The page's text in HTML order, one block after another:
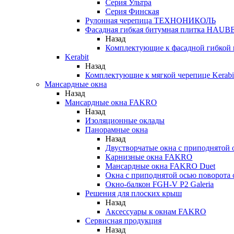
Серия Ультра
Серия Финская
Рулонная черепица ТЕХНОНИКОЛЬ
Фасадная гибкая битумная плитка
Назад
Комплектующие к фасадной
Kerabit
Назад
Комплектующие к мягкой черепице
Мансардные окна
Назад
Мансардные окна FAKRO
Назад
Изоляционные оклады
Панорамные окна
Назад
Двустворчатые окна с приподнятой
Карнизные окна FAKRO
Мансардные окна FAKRO Duet
Окна с приподнятой осью поворота
Окно-балкон FGH-V P2 Galeria
Решения для плоских крыш
Назад
Аксессуары к окнам FAKRO
Сервисная продукция
Назад